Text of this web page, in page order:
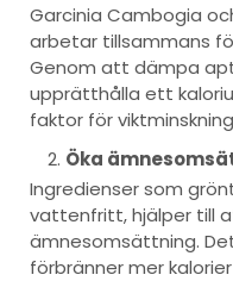
Garcinia Cambogia
arbetar tillsammans
Genom att dämpa
upprätthålla ett
faktor för
Öka
Ingredienser som
vattenfritt, hjälper till
ämnesomsättning.
förbränner mer